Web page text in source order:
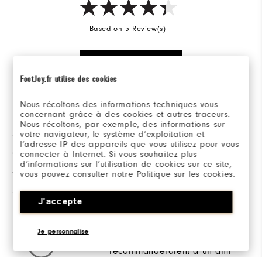
FootJoy.fr utilise des cookies
Nous récoltons des informations techniques vous
concernant grâce à des cookies et autres traceurs.
Nous récoltons, par exemple, des informations sur
votre navigateur, le système d’exploitation et
l’adresse IP des appareils que vous utilisez pour vous
connecter à Internet. Si vous souhaitez plus
d’informations sur l’utilisation de cookies sur ce site,
vous pouvez consulter notre Politique sur les cookies.
J'accepte
Je personnalise
Based on 5 Review(s)
la répartition des notes
5 Etoiles
4 Etoiles
3 Etoiles
2 Etoiles
100%
recommanderaient à un ami